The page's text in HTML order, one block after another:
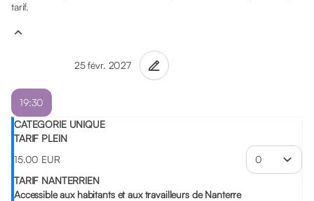
tarif.
19:30
CATEGORIE UNIQUE
TARIF PLEIN
15.00 EUR
TARIF NANTERRIEN
Accessible aux habitants et aux travailleurs de Nanterre